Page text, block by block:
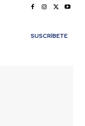
SUSCRÍBETE